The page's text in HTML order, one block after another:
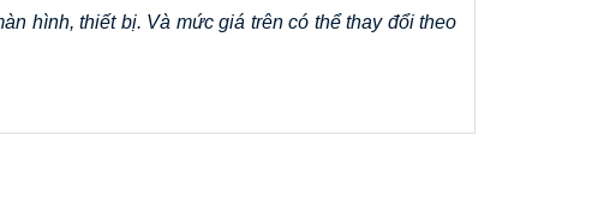
hình, thiết bị. Và mức giá trên có thể thay đổi theo